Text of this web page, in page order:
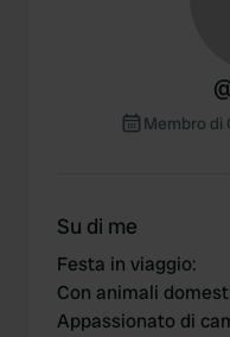
Membro di
Su di me
Festa in viaggio:
Con animali
Appassionato di